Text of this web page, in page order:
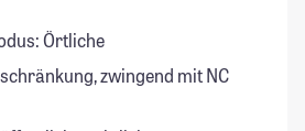
Örtliche
zwingend mit NC